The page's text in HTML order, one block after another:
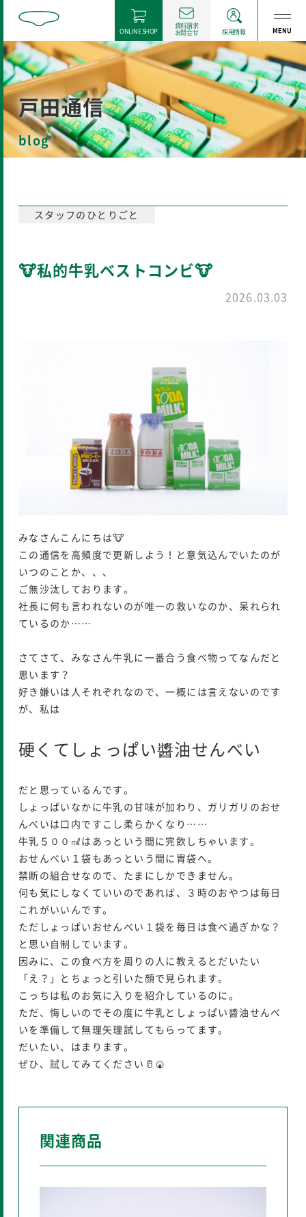
戸田通信
blog
スタッフのひとりごと
🐮私的牛乳ベストコンビ🐮
2026.03.03
みなさんこんにちは🐮
この通信を高頻度で更新しよう！と意気込んでいたのが
いつのことか、、、
ご無沙汰しております。
社長に何も言われないのが唯一の救いなのか、呆れられ
ているのか……
さてさて、みなさん牛乳に一番合う食べ物ってなんだと
思います？
好き嫌いは人それぞれなので、一概には言えないのです
が、私は
硬くてしょっぱい醬油せんべい
だと思っているんです。
しょっぱいなかに牛乳の甘味が加わり、ガリガリのおせ
んべいは口内ですこし柔らかくなり……
牛乳５００㎖はあっという間に完飲しちゃいます。
おせんべい１袋もあっという間に胃袋へ。
禁断の組合せなので、たまにしかできません。
何も気にしなくていいのであれば、３時のおやつは毎日
これがいいんです。
ただしょっぱいおせんべい１袋を毎日は食べ過ぎかな？
と思い自制しています。
因みに、この食べ方を周りの人に教えるとだいたい
「え？」とちょっと引いた顔で見られます。
こっちは私のお気に入りを紹介しているのに。
ただ、悔しいのでその度に牛乳としょっぱい醬油せんべ
いを準備して無理矢理試してもらってます。
だいたい、はまります。
ぜひ、試してみてください🥛🍘
関連商品
MENU
ONLINE SHOP
資料請求
お問合せ 採用情報